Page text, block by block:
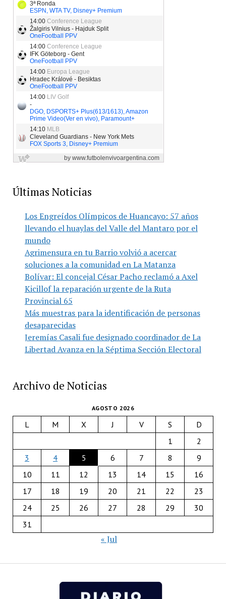
Últimas Noticias
Los Engreídos Olímpicos de Huancayo: 57 años
llevando el huaylas del Valle del Mantaro por el
mundo
Agrimensura en tu Barrio volvió a acercar
soluciones a la comunidad en La Matanza
Bolívar: El concejal César Pacho reclamó a Axel
Kicillof la reparación urgente de la Ruta
Provincial 65
Más muestras para la identificación de personas
desaparecidas
Jeremías Casali fue designado coordinador de La
Libertad Avanza en la Séptima Sección Electoral
Archivo de Noticias
AGOSTO 2026
L M X J V S
D
1
2
3
4 5 6 7 8
9
10
11 12 13 14 15
16
17
18 19 20 21 22
23
24
25 26 27 28 29
30
31
« Jul